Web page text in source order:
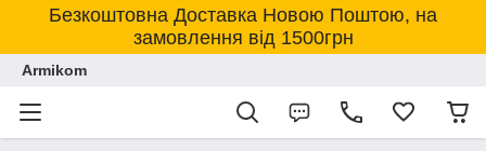
Безкоштовна Доставка Новою Поштою, на
замовлення від 1500грн
Armikom